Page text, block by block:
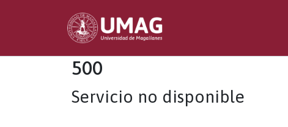
500
Servicio no disponible